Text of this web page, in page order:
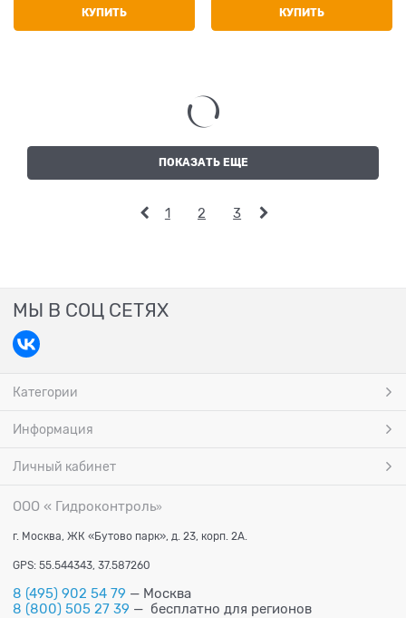
КУПИТЬ КУПИТЬ
ПОКАЗАТЬ ЕЩЕ
1 2 3
МЫ В СОЦ СЕТЯХ
Категории
Информация
Личный кабинет
ООО « Гидроконтроль»
г. Москва, ЖК «Бутово парк», д. 23, корп. 2А.
GPS: 55.544343, 37.587260
8 (495) 902 54 79 — Москва
8 (800) 505 27 39 — бесплатно для регионов